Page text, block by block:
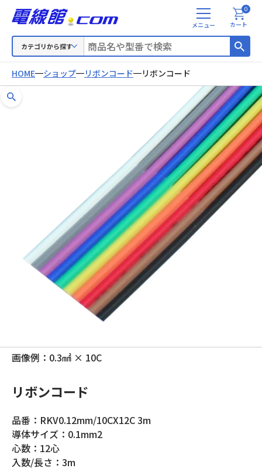
カテゴリから探す
メ
ニ
カート
0
HOME ショップ リボンコード リボンコード
画像例：0.3㎟ × 10C
リボンコード
品番：RKV0.12mm/10CX12C 3m
導体サイズ：0.1mm2
心数：12心
入数/長さ：3m